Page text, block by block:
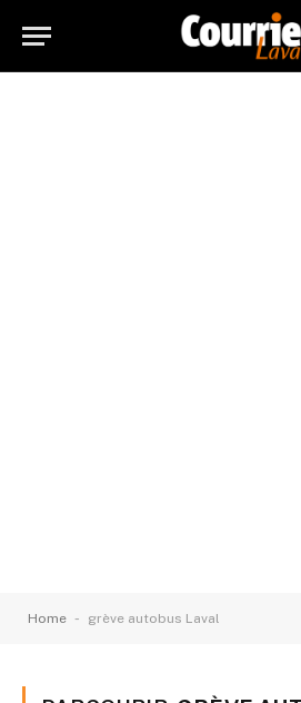
Home - grève autobus Laval